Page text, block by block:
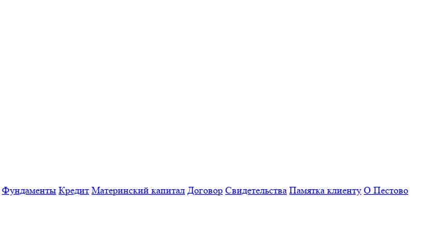
Фундаменты Кредит Материнский капитал Договор Свидетельства Памятка клиенту О Пестово